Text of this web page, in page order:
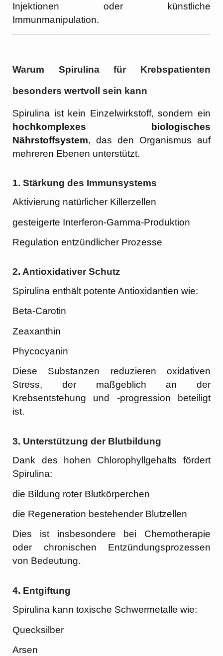
Injektionen oder künstliche
Immunmanipulation.
Warum Spirulina für Krebspatienten
besonders wertvoll sein kann
Spirulina ist kein Einzelwirkstoff, sondern ein
hochkomplexes biologisches
Nährstoffsystem, das den Organismus auf
mehreren Ebenen unterstützt.
1.Stärkung des Immunsystems
Aktivierung natürlicher Killerzellen
gesteigerte Interferon-Gamma-Produktion
Regulation entzündlicher Prozesse
2.Antioxidativer Schutz
Spirulina enthält potente Antioxidantien wie:
Beta-Carotin
Zeaxanthin
Phycocyanin
Diese Substanzen reduzieren oxidativen
Stress, der maßgeblich an der
Krebsentstehung und -progression beteiligt
ist.
3. Unterstützung der Blutbildung
Dank des hohen Chlorophyllgehalts fördert
Spirulina:
die Bildung roter Blutkörperchen
die Regeneration bestehender Blutzellen
Dies ist insbesondere bei Chemotherapie
oder chronischen Entzündungsprozessen
von Bedeutung.
4. Entgiftung
Spirulina kann toxische Schwermetalle wie:
Quecksilber
Arsen